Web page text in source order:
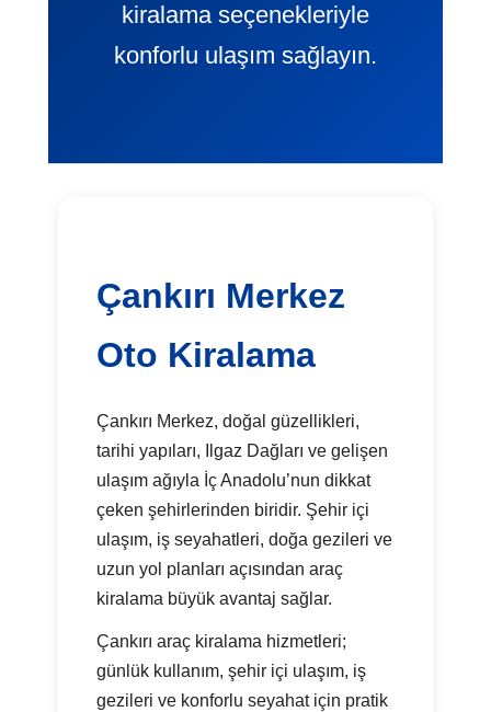
kiralama seçenekleriyle
konforlu ulaşım sağlayın.
Çankırı Merkez
Oto Kiralama
Çankırı Merkez, doğal güzellikleri,
tarihi yapıları, Ilgaz Dağları ve gelişen
ulaşım ağıyla İç Anadolu’nun dikkat
çeken şehirlerinden biridir. Şehir içi
ulaşım, iş seyahatleri, doğa gezileri ve
uzun yol planları açısından araç
kiralama büyük avantaj sağlar.
Çankırı araç kiralama hizmetleri;
günlük kullanım, şehir içi ulaşım, iş
gezileri ve konforlu seyahat için pratik